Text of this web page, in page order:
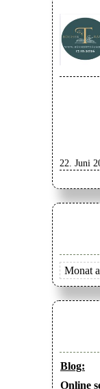
22. Juni
Archiv
Blog:
Online